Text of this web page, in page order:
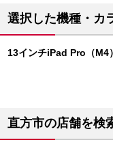
選択した機種・カ
13インチiPad Pro（M4
直方市の店舗を検